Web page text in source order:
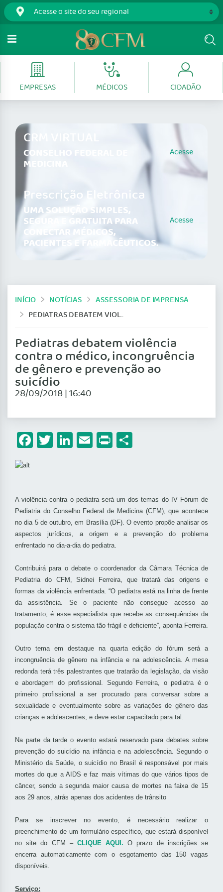
EMPRESAS MÉDICOS CIDADÃO
CRM VIRTUAL
CONSELHO FEDERAL DE
MEDICINA
Acesse
Prescrição Eletrônica
UMA SOLUÇÃO SIMPLES,
SEGURA E GRATUITA PARA
CONECTAR MÉDICOS,
PACIENTES E FARMACÊUTICOS.
Acesse
INÍCIO NOTÍCIAS
ASSESSORIA DE IMPRENSA
PEDIATRAS DEBATEM VIOLÊNCIA CONTRA O MÉDICO, INCONGRUÊNCIA DE GÊNERO E PREVENÇÃO AO SUICÍDIO
Pediatras debatem violência
contra o médico, incongruência
de gênero e prevenção ao
suicídio
28/09/2018 | 16:40
Facebook
Twitter
LinkedIn
Email
Print
A violência contra o pediatra será um dos temas do IV Fórum de
Pediatria do Conselho Federal de Medicina (CFM), que acontece
no dia 5 de outubro, em Brasília (DF). O evento propõe analisar os
aspectos jurídicos, a origem e a prevenção do problema
enfrentado no dia-a-dia do pediatra.
Contribuirá para o debate o coordenador da Câmara Técnica de
Pediatria do CFM, Sidnei Ferreira, que tratará das origens e
formas da violência enfrentada. “O pediatra está na linha de frente
da assistência. Se o paciente não consegue acesso ao
tratamento, é esse especialista que recebe as consequências da
população contra o sistema tão frágil e deficiente”, aponta Ferreira.
Outro tema em destaque na quarta edição do fórum será a
incongruência de gênero na infância e na adolescência. A mesa
redonda terá três palestrantes que tratarão da legislação, da visão
e abordagem do profissional. Segundo Ferreira, o pediatra é o
primeiro profissional a ser procurado para conversar sobre a
sexualidade e eventualmente sobre as variações de gênero das
crianças e adolescentes, e deve estar capacitado para tal.
Na parte da tarde o evento estará reservado para debates sobre
prevenção do suicídio na infância e na adolescência. Segundo o
Ministério da Saúde, o suicídio no Brasil é responsável por mais
mortes do que a AIDS e faz mais vítimas do que vários tipos de
câncer, sendo a segunda maior causa de mortes na faixa de 15
aos 29 anos, atrás apenas dos acidentes de trânsito
Para se inscrever no evento, é necessário realizar o
preenchimento de um formulário específico, que estará disponível
no site do CFM – CLIQUE AQUI. O prazo de inscrições se
encerra automaticamente com o esgotamento das 150 vagas
disponíveis.
Serviço: